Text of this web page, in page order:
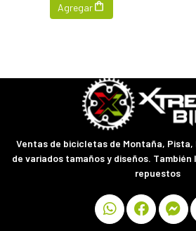
Agregar
Ventas de bicicletas de Montaña, Pista,
de variados tamaños y diseños.
repuestos